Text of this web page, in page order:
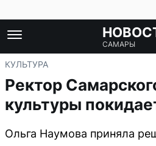
САМАРЫ
КУЛЬТУРА
Ректор
культуры
Ольга Наумова приняла